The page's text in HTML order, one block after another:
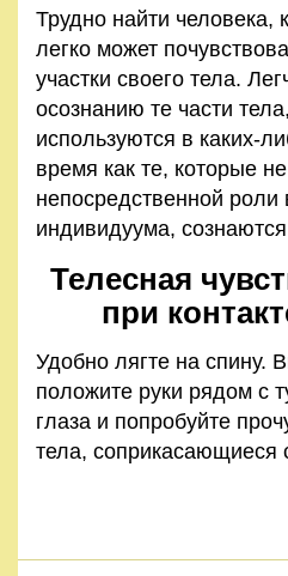
Трудно найти человека,
легко может
участки своего тела.
осознанию те части
используются в каких-
время как те, которые
непосредственной роли
индивидуума,
Телесная
при
Удобно лягте на спину.
положите руки рядом с
глаза и попробуйте
тела, соприкасающиеся